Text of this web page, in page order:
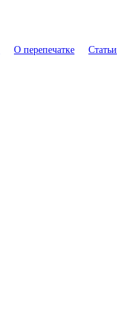
О перепечатке Статьи